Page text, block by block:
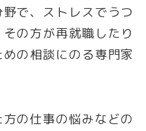
で、ストレスでうつ
の方が再就職したり
の相談にのる専門家
の仕事の悩みなどの